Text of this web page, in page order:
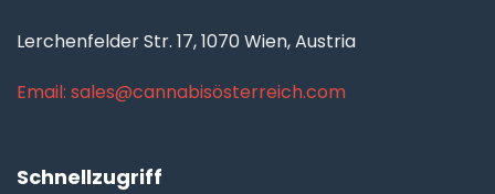
Lerchenfelder Str. 17, 1070 Wien, Austria
Email: sales@cannabisösterreich.com
Schnellzugriff